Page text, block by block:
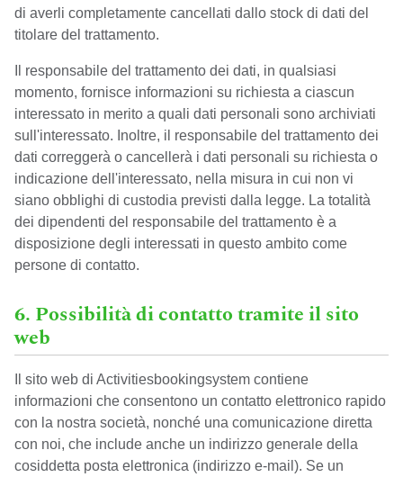
di averli completamente cancellati dallo stock di dati del
titolare del trattamento.
Il responsabile del trattamento dei dati, in qualsiasi
momento, fornisce informazioni su richiesta a ciascun
interessato in merito a quali dati personali sono archiviati
sull'interessato. Inoltre, il responsabile del trattamento dei
dati correggerà o cancellerà i dati personali su richiesta o
indicazione dell'interessato, nella misura in cui non vi
siano obblighi di custodia previsti dalla legge. La totalità
dei dipendenti del responsabile del trattamento è a
disposizione degli interessati in questo ambito come
persone di contatto.
6. Possibilità di contatto tramite il sito
web
Il sito web di Activitiesbookingsystem contiene
informazioni che consentono un contatto elettronico rapido
con la nostra società, nonché una comunicazione diretta
con noi, che include anche un indirizzo generale della
cosiddetta posta elettronica (indirizzo e-mail). Se un